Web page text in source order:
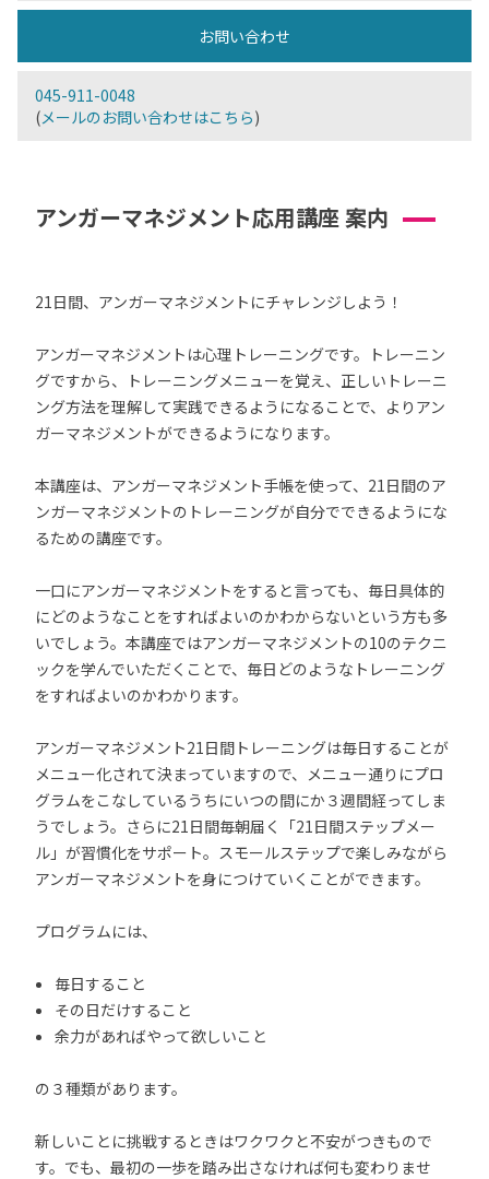
お問い合わせ
045-911-0048
(メールのお問い合わせはこちら)
アンガーマネジメント応用講座 案内
21日間、アンガーマネジメントにチャレンジしよう！
アンガーマネジメントは心理トレーニングです。トレーニン
グですから、トレーニングメニューを覚え、正しいトレーニ
ング方法を理解して実践できるようになることで、よりアン
ガーマネジメントができるようになります。
本講座は、アンガーマネジメント手帳を使って、21日間のア
ンガーマネジメントのトレーニングが自分でできるようにな
るための講座です。
一口にアンガーマネジメントをすると言っても、毎日具体的
にどのようなことをすればよいのかわからないという方も多
いでしょう。本講座ではアンガーマネジメントの10のテクニ
ックを学んでいただくことで、毎日どのようなトレーニング
をすればよいのかわかります。
アンガーマネジメント21日間トレーニングは毎日することが
メニュー化されて決まっていますので、メニュー通りにプロ
グラムをこなしているうちにいつの間にか３週間経ってしま
うでしょう。さらに21日間毎朝届く「21日間ステップメー
ル」が習慣化をサポート。スモールステップで楽しみながら
アンガーマネジメントを身につけていくことができます。
プログラムには、
毎日すること
その日だけすること
余力があればやって欲しいこと
の３種類があります。
新しいことに挑戦するときはワクワクと不安がつきもので
す。でも、最初の一歩を踏み出さなければ何も変わりませ